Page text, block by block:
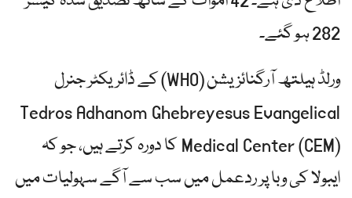
282 ہو گئے۔
ورلڈ ہیلتھ آرگنائزیشن (WHO) کے ڈائریکٹر جنرل
Tedros Adhanom Ghebreyesus Evangelical
Medical Center (CEM) کا دورہ کرتے ہیں، جو کہ
ایبولا کی وبا پر ردعمل میں سب سے آگے سہولیات میں